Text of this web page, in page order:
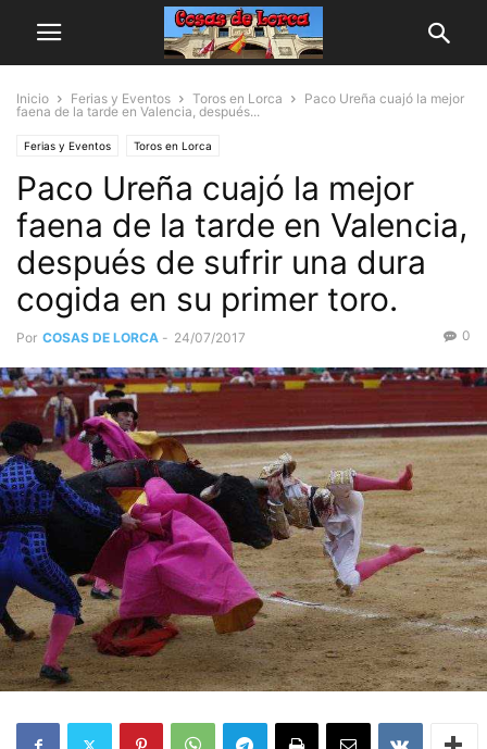
Inicio Ferias y Eventos Toros en Lorca
Paco Ureña cuajó la mejor
faena de la tarde en Valencia, después...
Ferias y Eventos Toros en Lorca
Paco Ureña cuajó la mejor
faena de la tarde en Valencia,
después de sufrir una dura
cogida en su primer toro.
Por COSAS DE LORCA - 24/07/2017 0